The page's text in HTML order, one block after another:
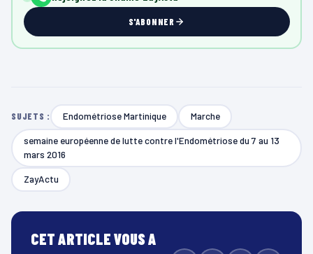
S'ABONNER
SUJETS : Endométriose Martinique Marche
semaine européenne de lutte contre l'Endométriose du 7 au 13
mars 2016
ZayActu
CET ARTICLE VOUS A